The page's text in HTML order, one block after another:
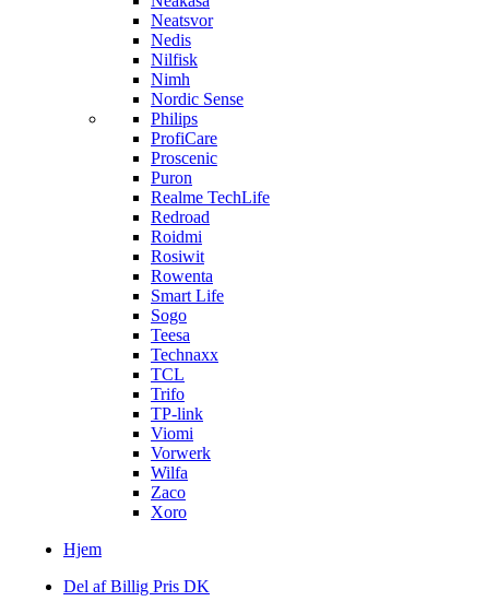
Neatsvor
Nedis
Nilfisk
Nimh
Nordic Sense
Philips
ProfiCare
Proscenic
Puron
Realme TechLife
Redroad
Roidmi
Rosiwit
Rowenta
Smart Life
Sogo
Teesa
Technaxx
TCL
Trifo
TP-link
Viomi
Vorwerk
Wilfa
Zaco
Xoro
Hjem
Del af Billig Pris DK